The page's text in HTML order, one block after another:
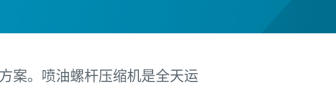
案。喷油螺杆压缩机是全天运